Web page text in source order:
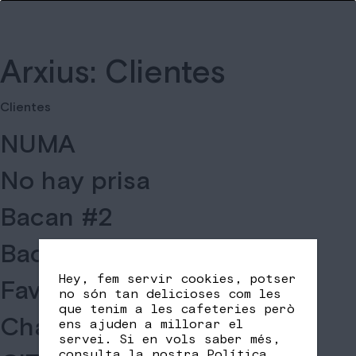
Arxius: Clientes
Clientes
NUMA
No hay prisa
Bacan #2
Bacan
Fav Coffee II
Chanito Specialty Coffee
Hey, fem servir cookies, potser
no són tan delicioses com les
que tenim a les cafeteries però
ens ajuden a millorar el
servei. Si en vols saber més,